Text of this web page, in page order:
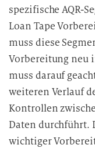
spezifische AQR-
Loan Tape
muss diese
Vorbereitung neu
muss darauf
weiteren Verlauf
Kontrollen
Daten durchführt.
wichtiger